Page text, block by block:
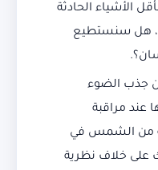
الأشياء الحادثة
هل سنستطيع
جذب الضوء
عند مراقبة
من الشمس في
على خلاف نظرية